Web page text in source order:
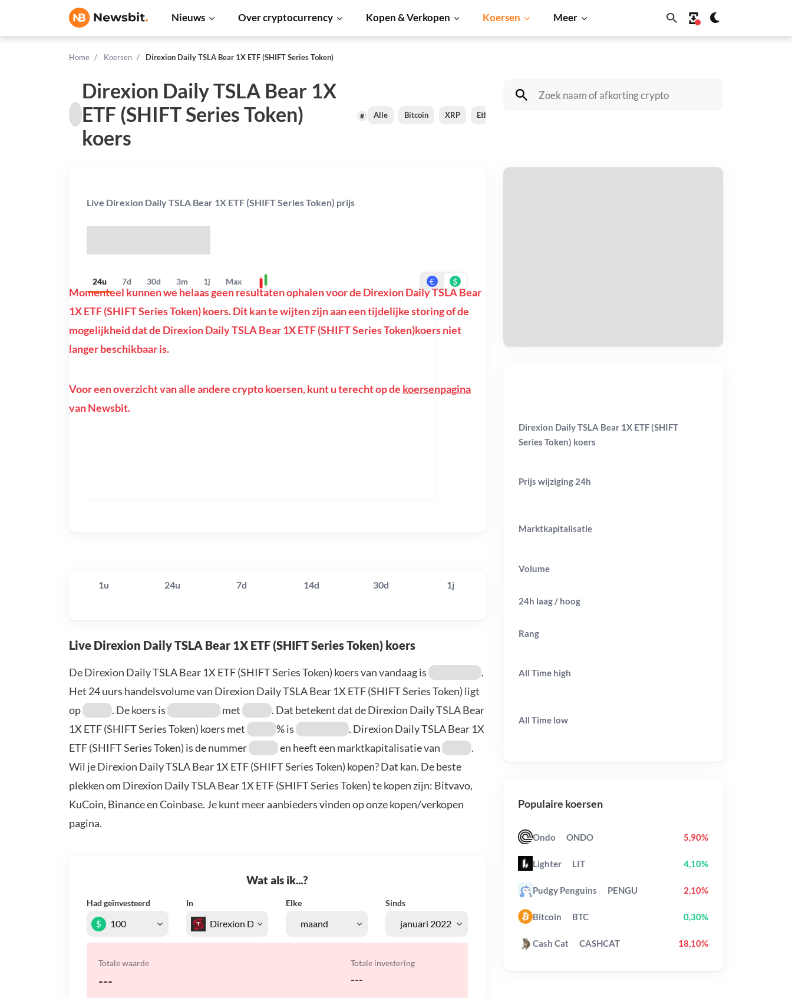
Nieuws Over cryptocurrency Kopen & Verkopen Koersen Meer
Home Koersen Direxion Daily TSLA Bear 1X ETF (SHIFT Series Token)
Direxion Daily TSLA Bear 1X
ETF (SHIFT Series Token)
koers
# Alle Bitcoin XRP Ethereum
Live Direxion Daily TSLA Bear 1X ETF (SHIFT Series Token) prijs
24u 7d 30d 3m 1j Max € $
Momenteel kunnen we helaas geen resultaten ophalen voor de Direxion Daily TSLA Bear
1X ETF (SHIFT Series Token) koers. Dit kan te wijten zijn aan een tijdelijke storing of de
mogelijkheid dat de Direxion Daily TSLA Bear 1X ETF (SHIFT Series Token)koers niet
langer beschikbaar is.
Voor een overzicht van alle andere crypto koersen, kunt u terecht op de koersenpagina
van Newsbit.
1u 24u 7d 14d 30d 1j
Live Direxion Daily TSLA Bear 1X ETF (SHIFT Series Token) koers
De Direxion Daily TSLA Bear 1X ETF (SHIFT Series Token) koers van vandaag is
.
Het 24 uurs handelsvolume van Direxion Daily TSLA Bear 1X ETF (SHIFT Series Token) ligt
op
. De koers is met
. Dat betekent dat de Direxion Daily TSLA Bear
1X ETF (SHIFT Series Token) koers met
% is
. Direxion Daily TSLA Bear 1X
ETF (SHIFT Series Token) is de nummer
en heeft een marktkapitalisatie van
.
Wil je Direxion Daily TSLA Bear 1X ETF (SHIFT Series Token) kopen? Dat kan. De beste
plekken om Direxion Daily TSLA Bear 1X ETF (SHIFT Series Token) te kopen zijn: Bitvavo,
KuCoin, Binance en Coinbase. Je kunt meer aanbieders vinden op onze kopen/verkopen
pagina.
Wat als ik...?
Had geïnvesteerd In Elke Sinds
$
Totale waarde
---
Totale investering
---
Direxion Daily TSLA Bear 1X ETF (SHIFT
Series Token) koers
Prijs wijziging 24h
Marktkapitalisatie
Volume
24h laag / hoog
Rang
All Time high
All Time low
Populaire koersen
Ondo ONDO 5,90%
Lighter LIT 4,10%
Pudgy Penguins PENGU 2,10%
Bitcoin BTC 0,30%
Cash Cat CASHCAT 18,10%